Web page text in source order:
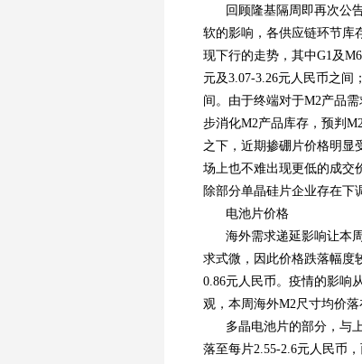
回顾隆基隔周即再次公
软的影响，各供应链环节库
现下行的走势，其中G1及
元及3.07-3.26元人民币之间
间。由于终端对于M2产品
步消化M2产品库存，预判
之下，近期掺硼片价格明显
场上也不难出现更低的成交
除部分单晶硅片企业存在下
电池片价格
海外需求递延影响让本
求式微，因此价格跌落幅度
0.86元人民币。疫情的影响
观，本周海外M2尺寸均价落
多晶电池片的部分，与
落至每片2.55-2.6元人民币